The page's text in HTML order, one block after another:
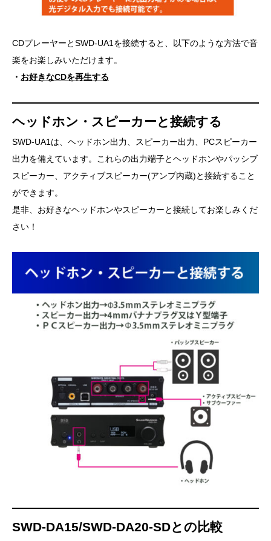
CDプレーヤーとSWD-UA1を接続すると、以下のような方法で音
楽をお楽しみいただけます。
・ お好きなCDを再生する
ヘッドホン・スピーカーと接続する
SWD-UA1は、ヘッドホン出力、スピーカー出力、PCスピーカー
出力を備えています。これらの出力端子とヘッドホンやパッシブ
スピーカー、アクティブスピーカー(アンプ内蔵)と接続すること
ができます。
是非、お好きなヘッドホンやスピーカーと接続してお楽しみくだ
さい！
SWD-DA15/SWD-DA20-SDとの比較